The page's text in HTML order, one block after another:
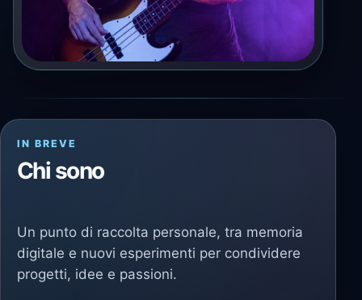
IN BREVE
Chi sono
Un punto di raccolta personale, tra memoria
digitale e nuovi esperimenti per condividere
progetti, idee e passioni.